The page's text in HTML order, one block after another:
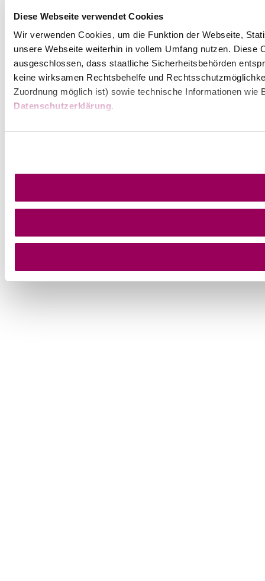
Diese Webseite verwendet Cookies
Wir verwenden Cookies, um die Funktion der Webseite,
unsere Webseite weiterhin in vollem Umfang nutzen.
ausgeschlossen, dass staatliche Sicherheitsbehörden
keine wirksamen Rechtsbehelfe und
Zuordnung möglich ist) sowie technische Informationen
Datenschutzerklärung.